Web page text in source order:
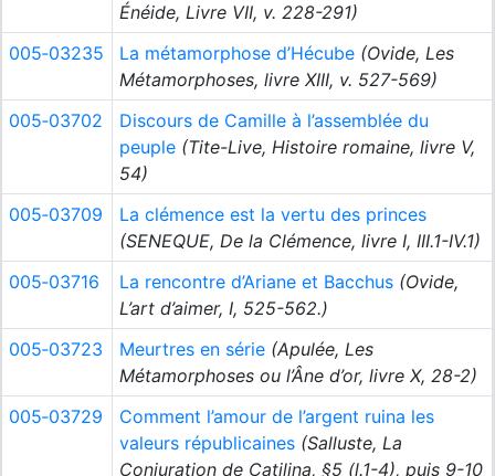
Énéide, Livre VII, v. 228-291)
005‑03235
La métamorphose d’Hécube (Ovide, Les
Métamorphoses, livre XIII, v. 527-569)
005‑03702
Discours de Camille à l’assemblée du
peuple (Tite-Live, Histoire romaine, livre V,
54)
005‑03709
La clémence est la vertu des princes
(SENEQUE, De la Clémence, livre I, III.1-IV.1)
005‑03716
La rencontre d’Ariane et Bacchus (Ovide,
L’art d’aimer, I, 525-562.)
005‑03723
Meurtres en série (Apulée, Les
Métamorphoses ou l’Âne d’or, livre X, 28-2)
005‑03729
Comment l’amour de l’argent ruina les
valeurs républicaines (Salluste, La
Conjuration de Catilina, §5 (l.1-4), puis 9-10